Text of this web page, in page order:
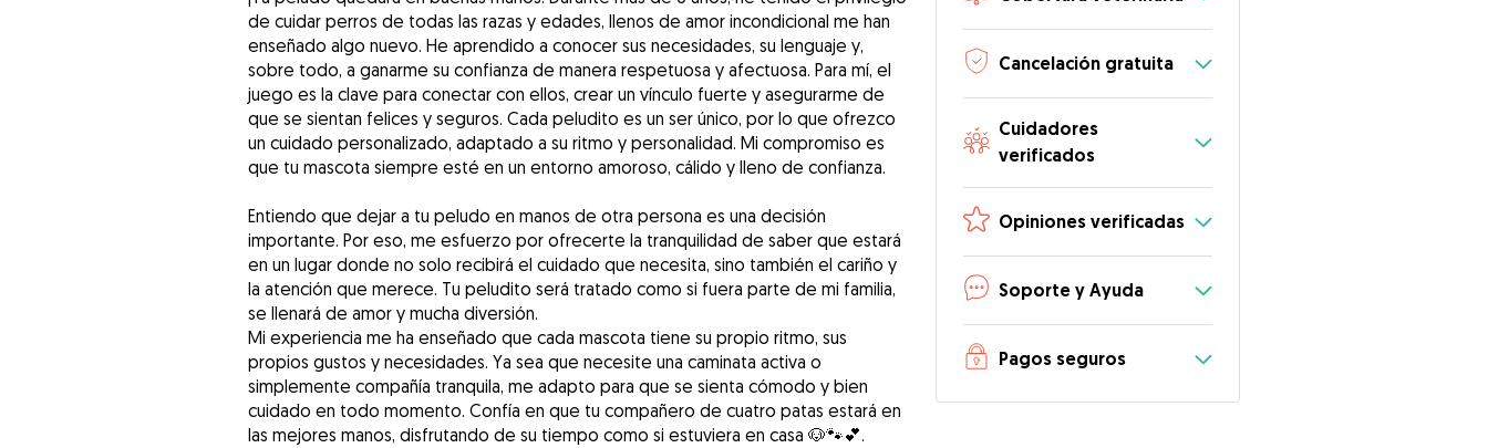
de cuidar perros de todas las razas y edades, llenos de amor incondicional me han
enseñado algo nuevo. He aprendido a conocer sus necesidades, su lenguaje y,
sobre todo, a ganarme su confianza de manera respetuosa y afectuosa. Para mí, el
juego es la clave para conectar con ellos, crear un vínculo fuerte y asegurarme de
que se sientan felices y seguros. Cada peludito es un ser único, por lo que ofrezco
un cuidado personalizado, adaptado a su ritmo y personalidad. Mi compromiso es
que tu mascota siempre esté en un entorno amoroso, cálido y lleno de confianza.
Entiendo que dejar a tu peludo en manos de otra persona es una decisión
importante. Por eso, me esfuerzo por ofrecerte la tranquilidad de saber que estará
en un lugar donde no solo recibirá el cuidado que necesita, sino también el cariño y
la atención que merece. Tu peludito será tratado como si fuera parte de mi familia,
se llenará de amor y mucha diversión.
Mi experiencia me ha enseñado que cada mascota tiene su propio ritmo, sus
propios gustos y necesidades. Ya sea que necesite una caminata activa o
simplemente compañía tranquila, me adapto para que se sienta cómodo y bien
cuidado en todo momento. Confía en que tu compañero de cuatro patas estará en
las mejores manos, disfrutando de su tiempo como si estuviera en casa 🐶🐾💕.
Cancelación gratuita
Cuidadores
verificados
Opiniones verificadas
Soporte y Ayuda
Pagos seguros